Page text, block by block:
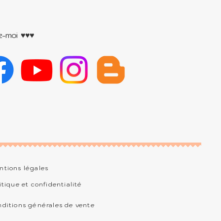
moi ♥♥♥
légales
et confidentialité
générales de vente